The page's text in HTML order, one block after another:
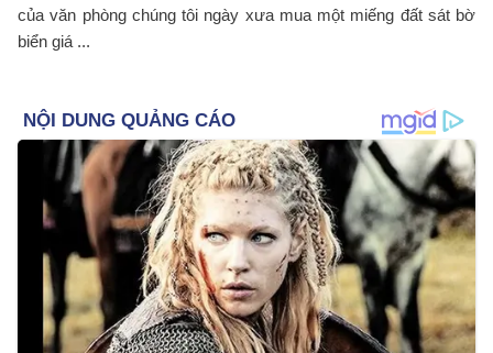
của văn phòng chúng tôi ngày xưa mua một miếng đất sát bờ
biển giá ...